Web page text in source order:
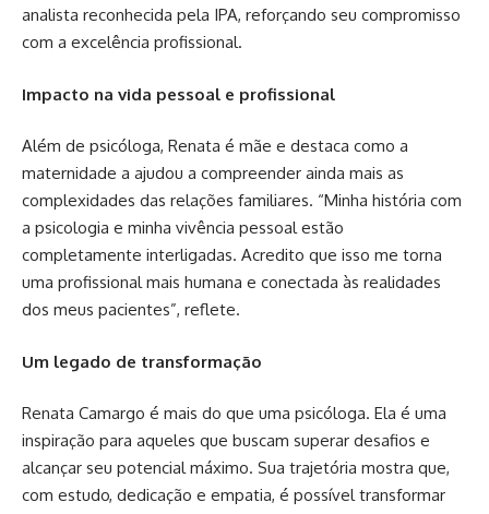
analista reconhecida pela IPA, reforçando seu compromisso
com a excelência profissional.
Impacto na vida pessoal e profissional
Além de psicóloga, Renata é mãe e destaca como a
maternidade a ajudou a compreender ainda mais as
complexidades das relações familiares. “Minha história com
a psicologia e minha vivência pessoal estão
completamente interligadas. Acredito que isso me torna
uma profissional mais humana e conectada às realidades
dos meus pacientes”, reflete.
Um legado de transformação
Renata Camargo é mais do que uma psicóloga. Ela é uma
inspiração para aqueles que buscam superar desafios e
alcançar seu potencial máximo. Sua trajetória mostra que,
com estudo, dedicação e empatia, é possível transformar